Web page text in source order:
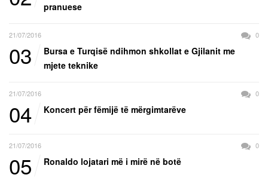
pranuese
21/07/2016 0
03
Bursa e Turqisë ndihmon shkollat e Gjilanit me
mjete teknike
21/07/2016 0
04 Koncert për fëmijë të mërgimtarëve
21/07/2016 0
05 Ronaldo lojatari më i mirë në botë